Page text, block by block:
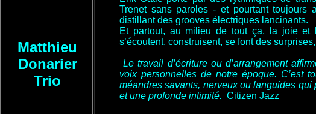
Matthieu
Donarier
Trio
Trenet sans paroles - et pourtant
distillant des grooves électriques lancinants.
Et partout, au milieu de tout ça, la joie et
s’écoutent, construisent, se font des
Le travail d’écriture ou d’arrangement
voix personnelles de notre époque. C’est
méandres savants, nerveux ou languides
et une profonde intimité. Citizen Jazz